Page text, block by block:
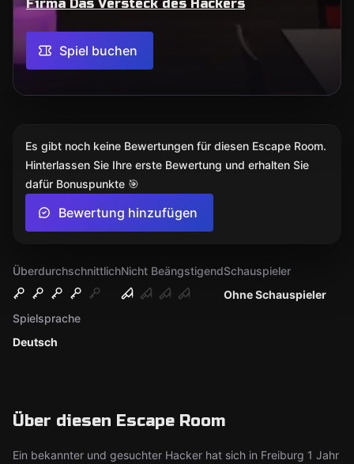
Firma Das Versteck des Hackers
Spiel buchen
ÜberdurchschnittlichNicht Beängstigend
Ohne Schauspieler
Schauspieler
Deutsch
Spielsprache
Über diesen Escape Room
Ein bekannter und gesuchter Hacker hat sich in Freiburg 1 Jahr
Es gibt noch keine Bewertungen für diesen Escape Room.
Hinterlassen Sie Ihre erste Bewertung und erhalten Sie
dafür Bonuspunkte 🎯
Bewertung hinzufügen